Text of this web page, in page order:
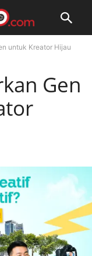
untuk Kreator Hijau
Gen